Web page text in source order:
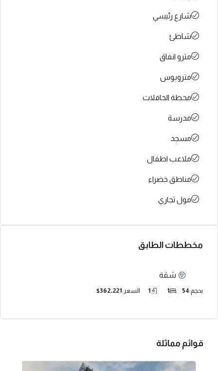
شارع رئيسي
شاطئ
مترو انفاق
متروبوس
محطة الحافلات
مدرسة
مسجد
ملاعب اطفال
مناطق خضراء
مول تجاري
مخططات الطابق
شقة
بحجم:54
1
1 السعر:$362,221
قوائم مماثلة